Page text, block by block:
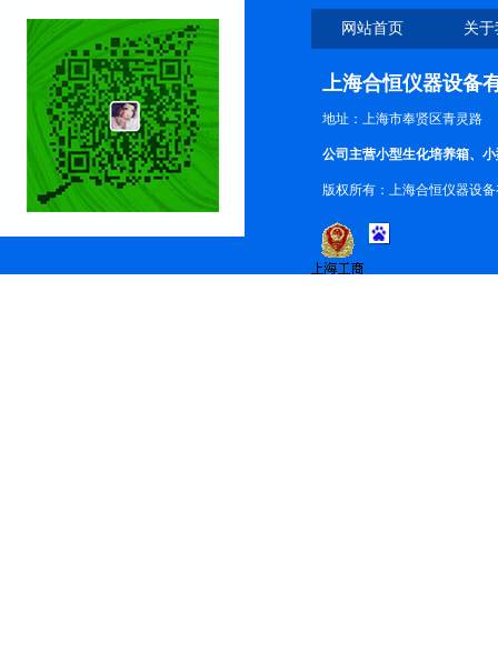
网站首页 关
上海合恒仪器设备
地址：上海市奉贤区青灵路
公司主营小型生化培养箱、
版权所有：上海合恒仪器设